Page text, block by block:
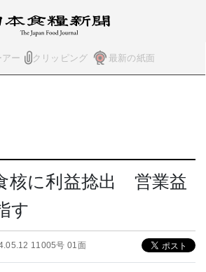
ー クリッピング 最新の紙面
核に利益捻出 営業益
す
11005号 01面